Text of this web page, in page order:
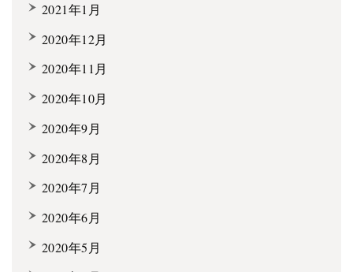
2021年1月
2020年12月
2020年11月
2020年10月
2020年9月
2020年8月
2020年7月
2020年6月
2020年5月